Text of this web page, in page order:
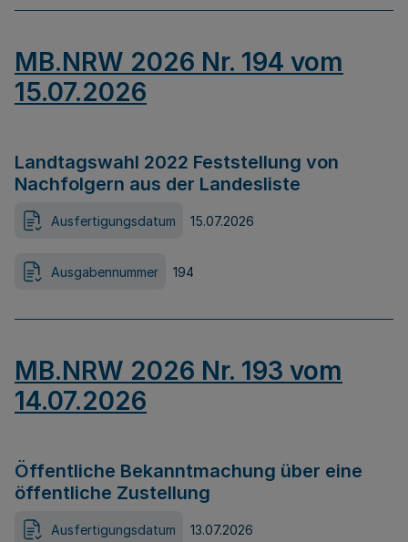
MB.NRW 2026 Nr. 194 vom
15.07.2026
Landtagswahl 2022 Feststellung von
Nachfolgern aus der Landesliste
Ausfertigungsdatum 15.07.2026
Ausgabennummer 194
MB.NRW 2026 Nr. 193 vom
14.07.2026
Öffentliche Bekanntmachung über eine
öffentliche Zustellung
Ausfertigungsdatum 13.07.2026